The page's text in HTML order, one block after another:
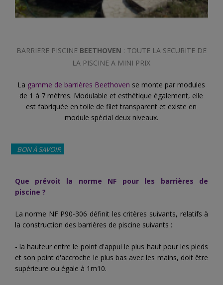
BARRIERE PISCINE BEETHOVEN : TOUTE LA SECURITE DE
LA PISCINE A MINI PRIX
La gamme de barrières Beethoven se monte par modules
de 1 à 7 mètres. Modulable et esthétique également, elle
est fabriquée en toile de filet transparent et existe en
module spécial deux niveaux.
BON À SAVOIR
Que prévoit la norme NF pour les barrières de
piscine ?
La norme NF P90-306 définit les critères suivants, relatifs à
la construction des barrières de piscine suivants :
- la hauteur entre le point d'appui le plus haut pour les pieds
et son point d'accroche le plus bas avec les mains, doit être
supérieure ou égale à 1m10.